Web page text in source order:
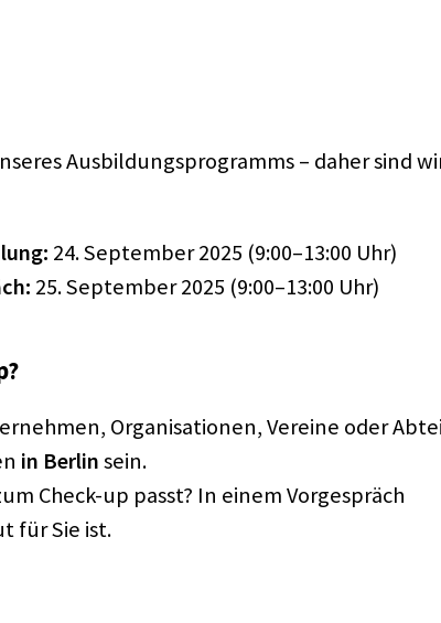
Ausbil­dungs­pro­gramms – daher sind
​24. Septem­ber 2025 (9:00–13:00 Uhr)
25. ​Septem­ber 2025 (9:00–13:00 Uhr)
Orga­ni­sa­tio­nen, Vereine oder
in Berlinsein.
Check-up passt? In einem Vorge­spräch
für Sie ist.